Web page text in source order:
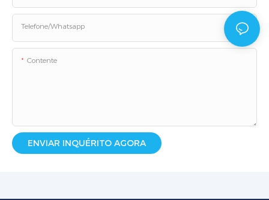
Telefone/whatsapp
Contente
ENVIAR INQUÉRITO AGORA